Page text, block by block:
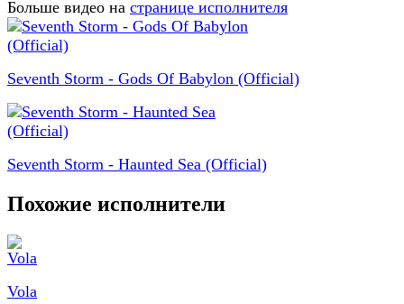
Больше видео на странице исполнителя
Seventh Storm - Gods Of Babylon (Official)
Seventh Storm - Haunted Sea (Official)
Похожие исполнители
Vola